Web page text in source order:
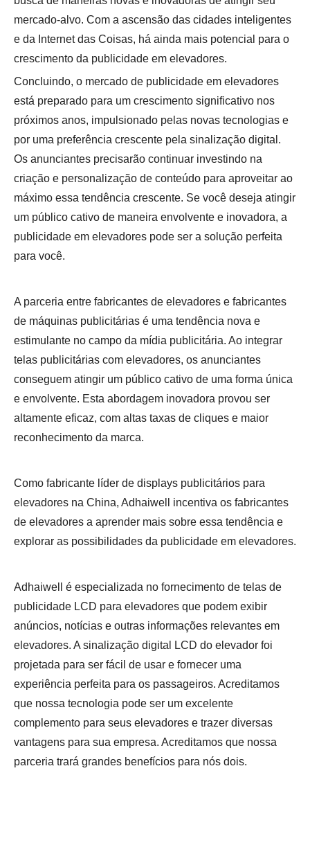
mercado-alvo. Com a ascensão das cidades inteligentes
e da Internet das Coisas, há ainda mais potencial para o
crescimento da publicidade em elevadores.
Concluindo, o mercado de publicidade em elevadores
está preparado para um crescimento significativo nos
próximos anos, impulsionado pelas novas tecnologias e
por uma preferência crescente pela sinalização digital.
Os anunciantes precisarão continuar investindo na
criação e personalização de conteúdo para aproveitar ao
máximo essa tendência crescente. Se você deseja atingir
um público cativo de maneira envolvente e inovadora, a
publicidade em elevadores pode ser a solução perfeita
para você.
A parceria entre fabricantes de elevadores e fabricantes
de máquinas publicitárias é uma tendência nova e
estimulante no campo da mídia publicitária. Ao integrar
telas publicitárias com elevadores, os anunciantes
conseguem atingir um público cativo de uma forma única
e envolvente. Esta abordagem inovadora provou ser
altamente eficaz, com altas taxas de cliques e maior
reconhecimento da marca.
Como fabricante líder de displays publicitários para
elevadores na China, Adhaiwell incentiva os fabricantes
de elevadores a aprender mais sobre essa tendência e
explorar as possibilidades da publicidade em elevadores.
Adhaiwell é especializada no fornecimento de telas de
publicidade LCD para elevadores que podem exibir
anúncios, notícias e outras informações relevantes em
elevadores. A sinalização digital LCD do elevador foi
projetada para ser fácil de usar e fornecer uma
experiência perfeita para os passageiros. Acreditamos
que nossa tecnologia pode ser um excelente
complemento para seus elevadores e trazer diversas
vantagens para sua empresa. Acreditamos que nossa
parceria trará grandes benefícios para nós dois.